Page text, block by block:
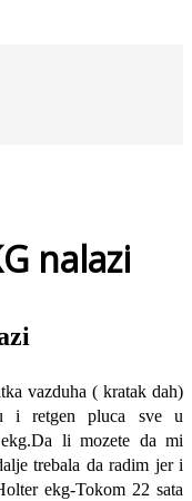
nalazi
vazduha ( kratak dah)
i retgen pluca sve u
li mozete da mi
trebala da radim jer i
ekg-Tokom 22 sata